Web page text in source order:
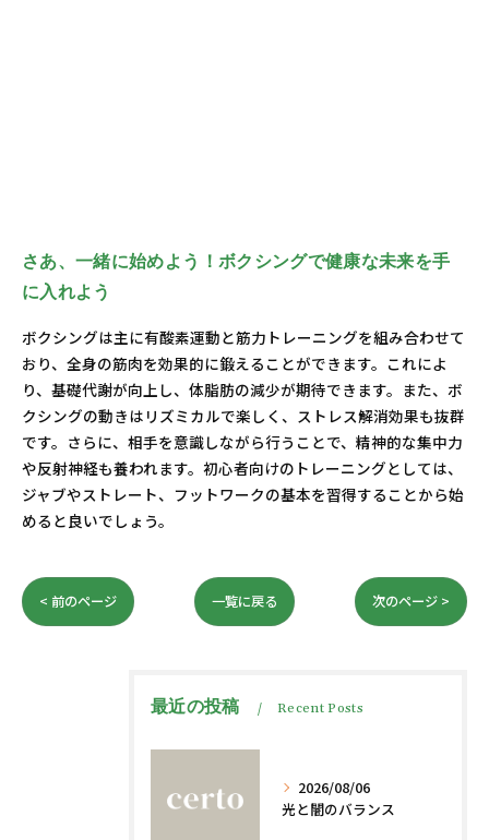
さあ、一緒に始めよう！ボクシングで健康な未来を手
に入れよう
ボクシングは主に有酸素運動と筋力トレーニングを組み合わせて
おり、全身の筋肉を効果的に鍛えることができます。これによ
り、基礎代謝が向上し、体脂肪の減少が期待できます。また、ボ
クシングの動きはリズミカルで楽しく、ストレス解消効果も抜群
です。さらに、相手を意識しながら行うことで、精神的な集中力
や反射神経も養われます。初心者向けのトレーニングとしては、
ジャブやストレート、フットワークの基本を習得することから始
めると良いでしょう。
< 前のページ 一覧に戻る 次のページ >
最近の投稿 Recent Posts
2026/08/06
光と闇のバランス